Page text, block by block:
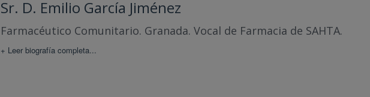
Sr. D. Emilio García Jiménez
Farmacéutico Comunitario. Granada. Vocal de Farmacia de SAHTA.
+ Leer biografía completa...